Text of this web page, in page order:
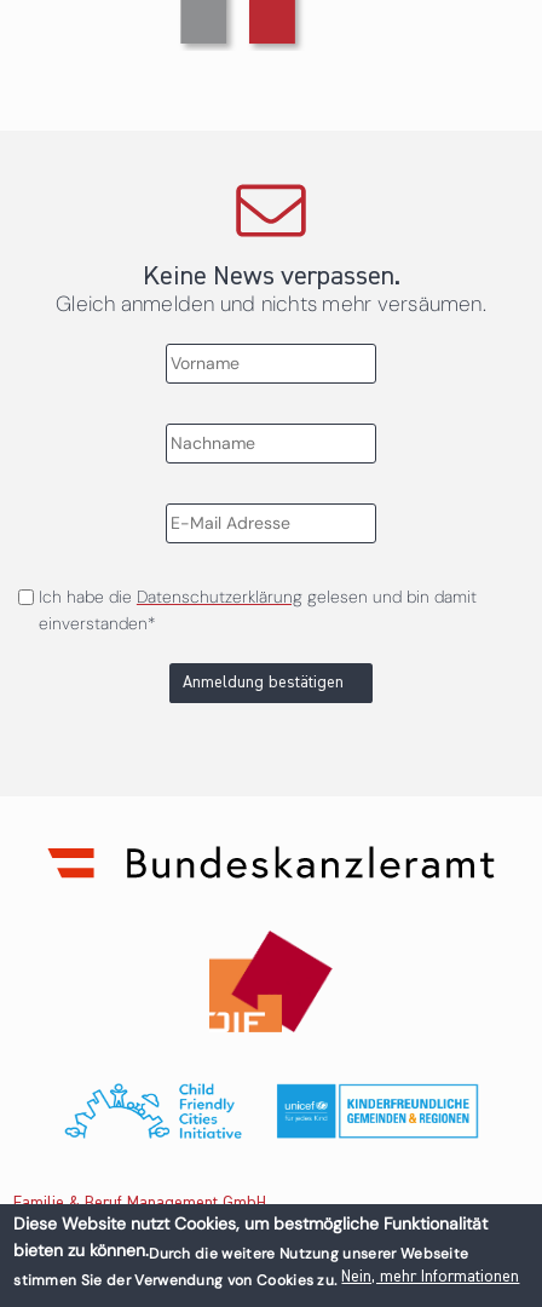
Keine News verpassen.
Gleich anmelden und nichts mehr versäumen.
Ich habe die Datenschutzerklärunggelesen und bin damit
einverstanden*
Anmeldung bestätigen
Familie & Beruf Management GmbH
Untere Donaustraße 13-15/3 1020 Wien, Austria
+43 1 218 50 70
Diese Website nutzt Cookies, um bestmögliche Funktionalität
bieten zu können.Durch die weitere Nutzung unserer Webseite
stimmen Sie der Verwendung von Cookies zu. Nein, mehr Informationen